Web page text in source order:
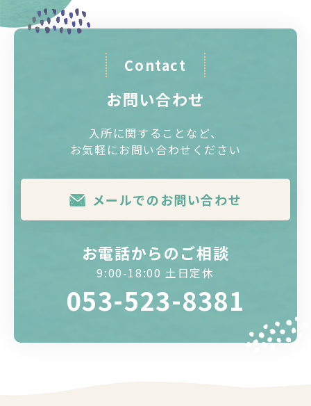
Contact
お問い合わせ
入所に関することなど、
お気軽にお問い合わせください
メールでのお問い合わせ
お電話からのご相談
9:00-18:00 土日定休
053-523-8381